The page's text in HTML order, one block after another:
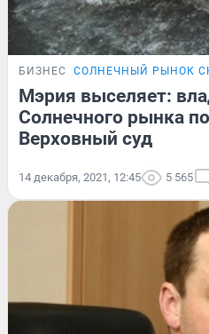
БИЗНЕС СОЛНЕЧНЫЙ РЫНОК
Мэрия выселяет:
Солнечного рынка
Верховный суд
14 декабря, 2021, 12:45 5 565